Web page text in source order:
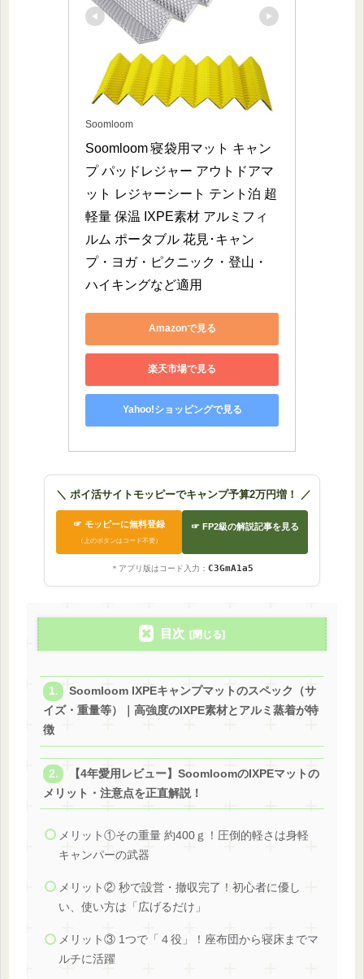
Soomloom
Soomloom 寝袋用マット キャン
プ パッドレジャー アウトドアマ
ット レジャーシート テント泊 超
軽量 保温 IXPE素材 アルミフィ
ルム ポータブル 花見･キャン
プ・ヨガ・ピクニック・登山・
ハイキングなど適用
Amazonで見る
楽天市場で見る
Yahoo!ショッピングで見る
＼ ポイ活サイトモッピーでキャンプ予算2万円増！ ／
☞ モッピーに無料登録
（上のボタンはコード不要）
☞ FP2級の解説記事を見る
＊アプリ版はコード入力： C3GmA1a5
目次
Soomloom IXPEキャンプマットのスペック（サ
イズ・重量等）｜高強度のIXPE素材とアルミ蒸着が特
徴
【4年愛用レビュー】SoomloomのIXPEマットの
メリット・注意点を正直解説！
メリット①その重量 約400ｇ！圧倒的軽さは身軽
キャンパーの武器
メリット② 秒で設営・撤収完了！初心者に優し
い、使い方は「広げるだけ」
メリット③ 1つで「４役」！座布団から寝床までマ
ルチに活躍